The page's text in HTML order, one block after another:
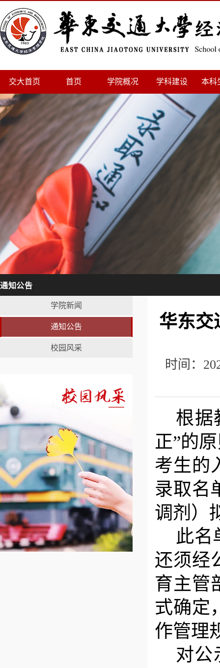
交大首页 首页 学院概况 学科建设 本科
通知公告
学院新闻
通知公告
校园风采
华东交
时间：
根据
正”的
考生的
录取名
调剂 ）
此名
还须经
育主管
式确定
作管理
对公